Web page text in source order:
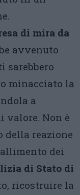
di mira da
avvenuto
sarebbero
minacciato la
a
valore. Non è
della reazione
dei
di Stato di
ricostruire la